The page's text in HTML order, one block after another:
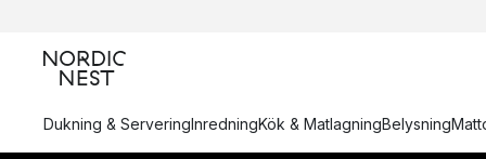
Dukning & ServeringInredningKök & MatlagningBelysning